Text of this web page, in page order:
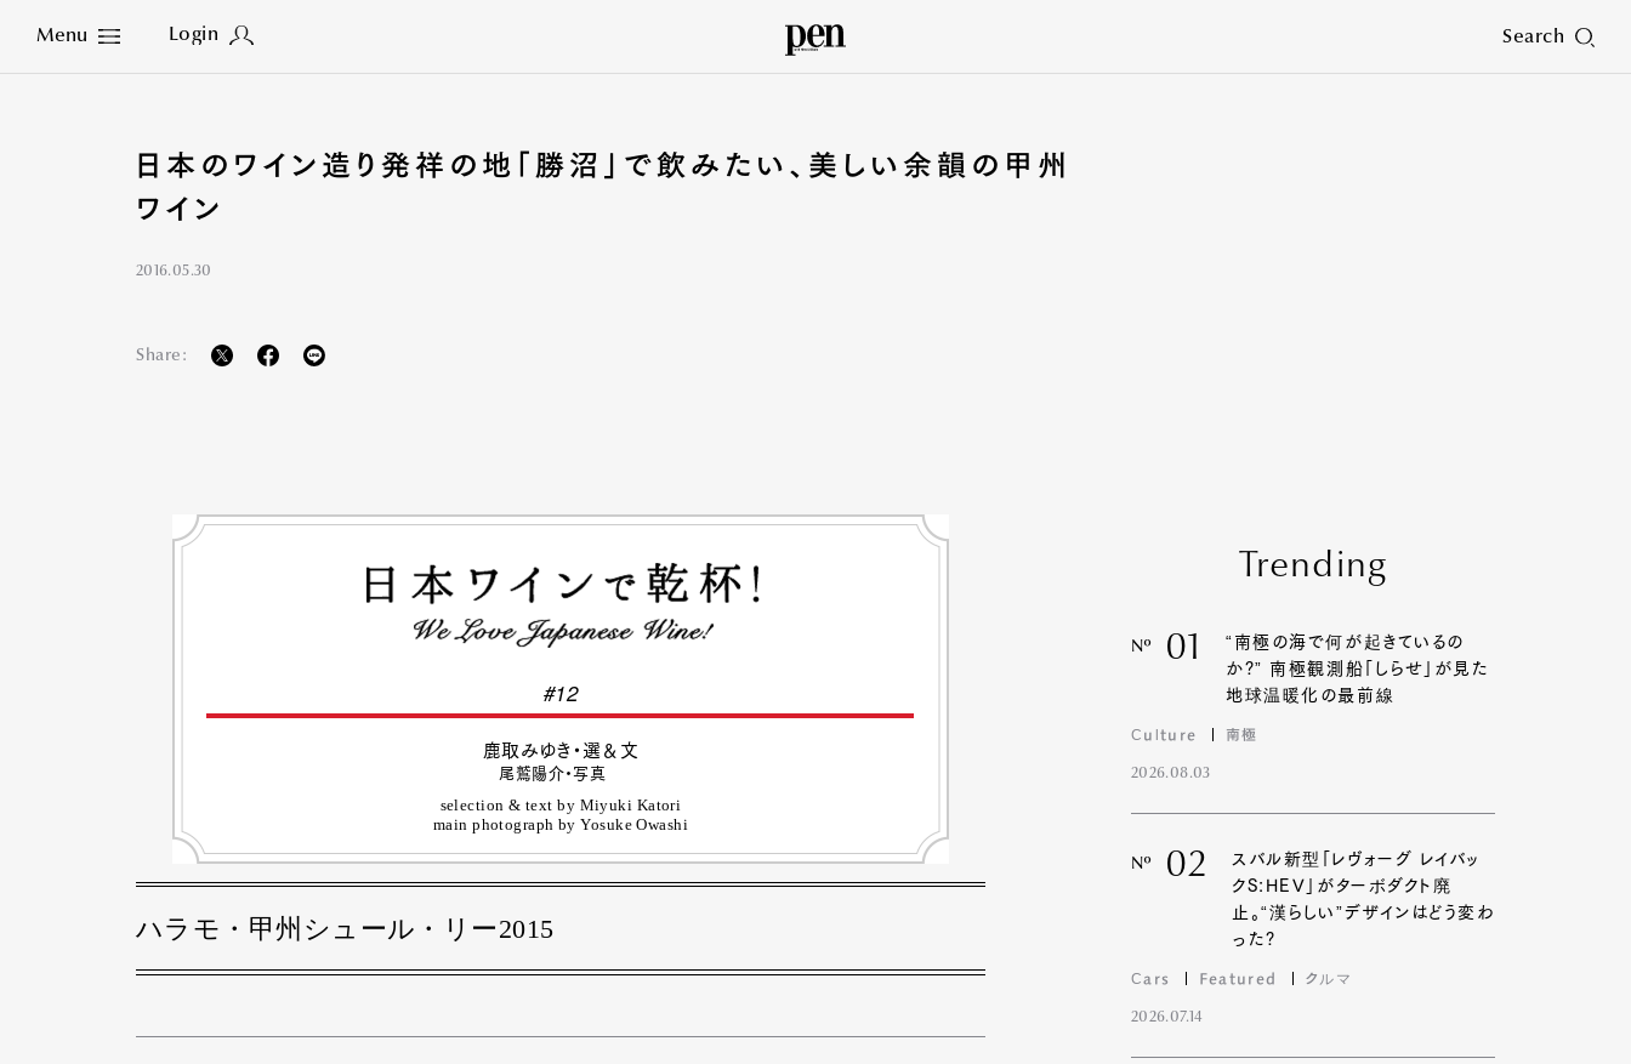
Menu Login Search
Close
日本のワイン造り発祥の地「勝沼」で飲みたい、美しい余韻の甲州
ワイン
2016.05.30
Share:
#12
鹿取みゆき・選＆文
尾鷲陽介・写真
selection & text by Miyuki Katori
main photograph by Yosuke Owashi
ハラモ・甲州シュール・リー2015
Trending
Nº 01
“南極の海で何が起きているの
か?” 南極観測船「しらせ」が見た
地球温暖化の最前線
Culture 南極
2026.08.03
Nº 02
スバル新型「レヴォーグ レイバッ
クS:HEV」がターボダクト廃
止。“漢らしい”デザインはどう変わ
った?
Cars Featured クルマ
2026.07.14